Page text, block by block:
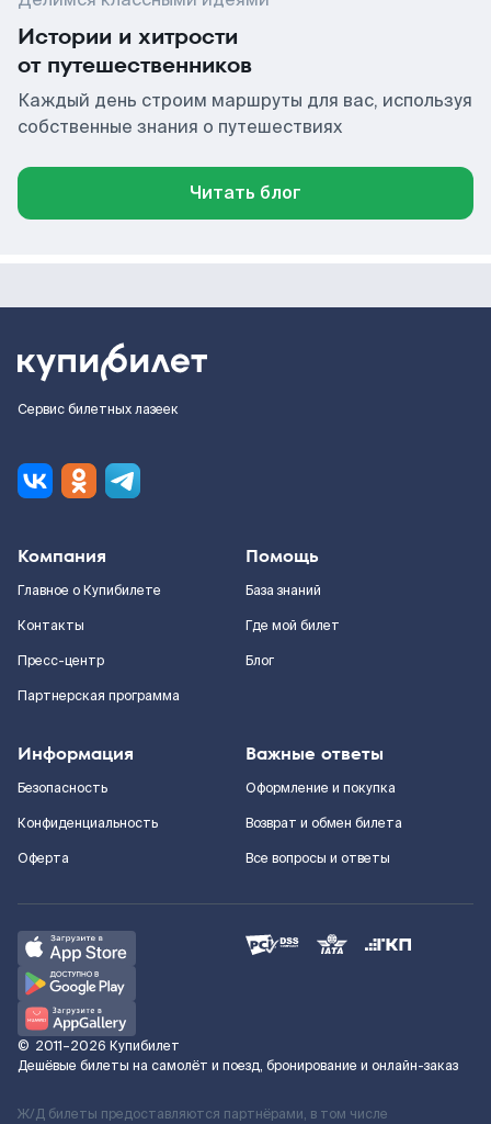
Истории и хитрости
от путешественников
Каждый день строим маршруты для вас, используя
собственные знания о путешествиях
Читать блог
Сервис билетных лазеек
Компания
Главное о Купибилете
Контакты
Пресс-центр
Партнерская программа
Помощь
База знаний
Где мой билет
Блог
Информация
Безопасность
Конфиденциальность
Оферта
Важные ответы
Оформление и покупка
Возврат и обмен билета
Все вопросы и ответы
© 2011–2026 Купибилет
Дешёвые билеты на самолёт и поезд, бронирование и онлайн-заказ
Ж/Д билеты предоставляются партнёрами, в том числе